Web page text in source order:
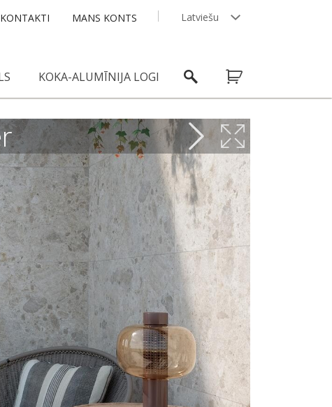
KOKA-ALUMĪNIJA LOGI
MANS KONTS
KONTAKTI
Latviešu